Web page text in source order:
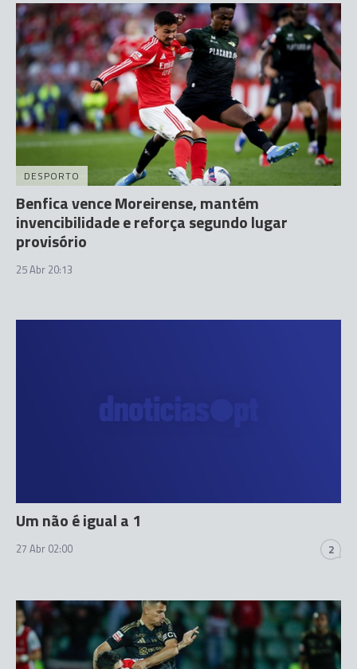
DESPORTO
Benfica vence Moreirense, mantém
invencibilidade e reforça segundo lugar
provisório
25 Abr 20:13
Um não é igual a 1
27 Abr 02:00 2